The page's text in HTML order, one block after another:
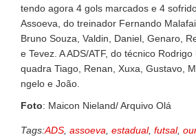
tendo agora 4 gols marcados e 4
Assoeva, do treinador Fernando
Bruno Souza, Valdin, Daniel, Genaro,
e Tevez. A ADS/ATF, do técnico
quadra Tiago, Renan, Xuxa, Gustavo,
ngelo e João.
Foto: Maicon Nieland/ Arquivo Olá
Tags:ADS, assoeva, estadual, futsal,